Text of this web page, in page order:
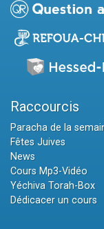
Raccourcis
Paracha de la
Fêtes Juives
News
Cours Mp3-Vidéo
Yéchiva Torah-Box
Dédicacer un cours